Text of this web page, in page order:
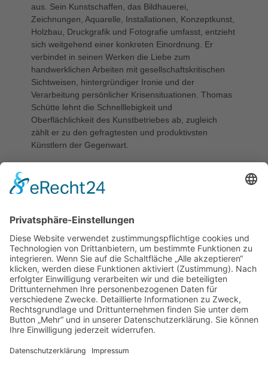
aus. Sein Kunstschaffen, das Bildhauerei,
Zeichnungen, Aquarelle, Installationen, Konzeptkunst,
Holzbau, Druckgrafik und Fotografie umfasst, entzieht
sich weitgehend einer konkreten Einordnung. Er
verbindet in seinen Werken die Liebe zum
handwerklichen Arbeiten mit gesellschaftskritischen
Sichtweisen, hintergründiger Ironie und der
Verarbeitung persönlicher Krisensituationen. Thomas
Schütte lehnt die Schnelllebigkeit und
Oberflächlichkeit des Kunstbetriebes ab, zugleich
zählt er zu den gefragtesten und produktivsten
Künstlern der Gegenwart.
STIFTER
KATEGORIE
Bauplastik/-skulptur
STANDORT
Willy-Brandt-Allee 10, Musik- und Kongresshalle
(MuK), Dach
LITERATUR
Schütte, London 1998.